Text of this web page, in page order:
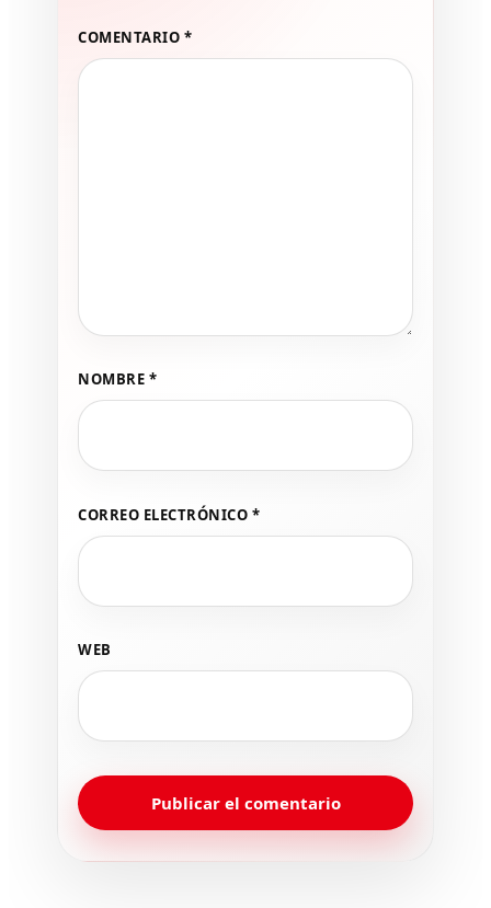
COMENTARIO *
NOMBRE *
CORREO ELECTRÓNICO *
WEB